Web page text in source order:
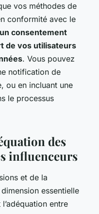
vos méthodes de
conformité avec le
consentement
de vos utilisateurs
. Vous pouvez
notification de
ou en incluant une
le processus
des
influenceurs
et de la
essentielle
entre